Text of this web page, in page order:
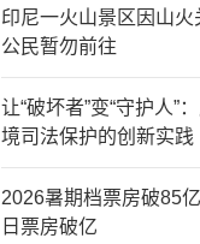
印尼一火山景区因山火
公民暂勿前往
让“破坏者”变“守护人”
境司法保护的创新实践
2026暑期档票房破85
日票房破亿